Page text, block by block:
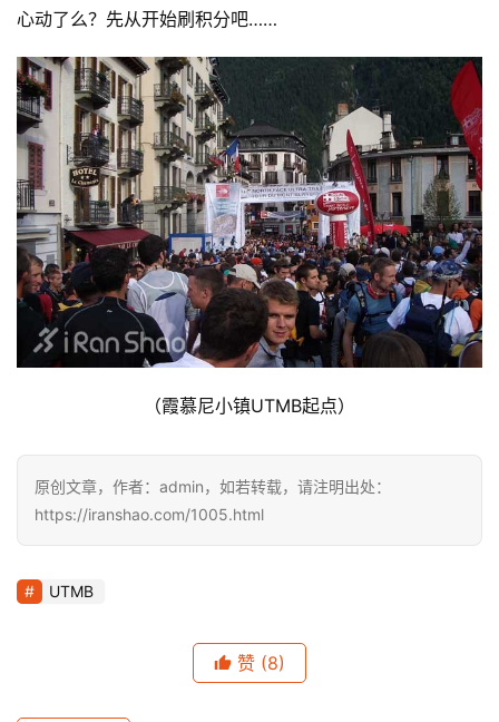
心动了么？先从开始刷积分吧……
（霞慕尼小镇UTMB起点）
原创文章，作者：admin，如若转载，请注明出处：
https://iranshao.com/1005.html
UTMB
赞 (8)